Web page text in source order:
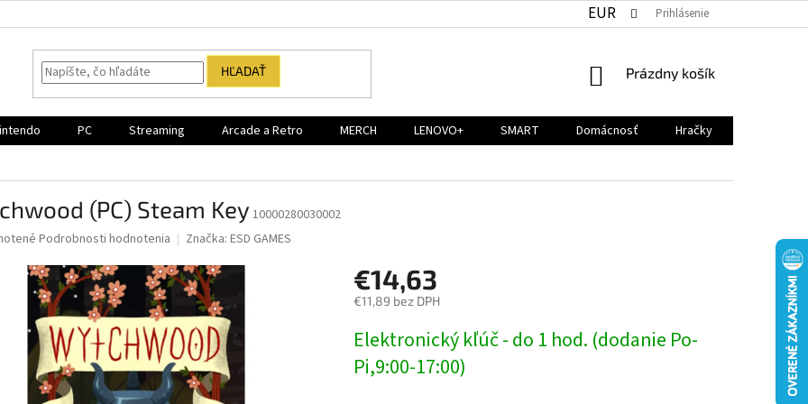
EUR Prihlásenie
HĽADAŤ
NÁKUPNÝ
Prázdny košík
PC Streaming Arcade a Retro MERCH LENOVO+ SMART Domácnosť
Hračky
(PC) Steam Key 10000280030002
Podrobnosti hodnotenia Značka: ESD GAMES
€14,63
€11,89 bez DPH
cena:
Elektronický kľúč - do 1 hod. (dodanie Po-
Pi,9:00-17:00)